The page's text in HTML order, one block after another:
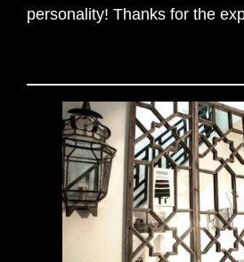
personality! Thanks for the